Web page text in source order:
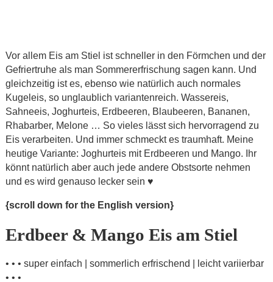
Vor allem Eis am Stiel ist schneller in den Förmchen und der
Gefriertruhe als man Sommererfrischung sagen kann. Und
gleichzeitig ist es, ebenso wie natürlich auch normales
Kugeleis, so unglaublich variantenreich. Wassereis,
Sahneeis, Joghurteis, Erdbeeren, Blaubeeren, Bananen,
Rhabarber, Melone … So vieles lässt sich hervorragend zu
Eis verarbeiten. Und immer schmeckt es traumhaft. Meine
heutige Variante: Joghurteis mit Erdbeeren und Mango. Ihr
könnt natürlich aber auch jede andere Obstsorte nehmen
und es wird genauso lecker sein ♥
{scroll down for the English version}
Erdbeer & Mango Eis am Stiel
• • • super einfach | sommerlich erfrischend | leicht variierbar
• • •